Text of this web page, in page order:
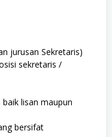
jurusan Sekretaris)
sekretaris /
lisan maupun
bersifat